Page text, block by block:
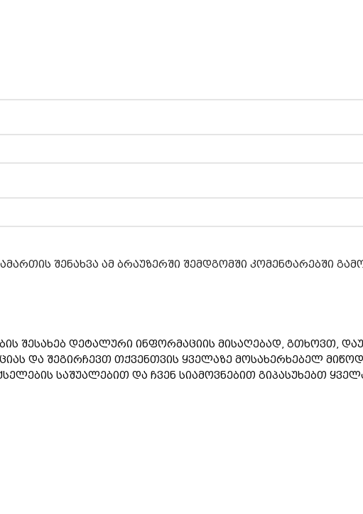
შენახვა ამ ბრაუზერში შემდგომში კომენტარებში
შესახებ დეტალური ინფორმაციის მისაღებად, გთხოვთ,
და შეგირჩევთ თქვენთვის ყველაზე მოსახერხებელ
საშუალებით და ჩვენ სიამოვნებით გიპასუხებთ